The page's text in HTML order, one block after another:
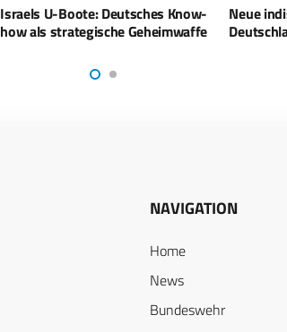
Neue indische U-Boote aus
Deutschland?
P-8A
und CAE
NAVIGATION
Home
News
Bundeswehr